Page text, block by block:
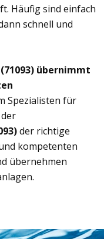
Häufig sind einfach
schnell und
übernimmt
Spezialisten für
der richtige
kompetenten
übernehmen